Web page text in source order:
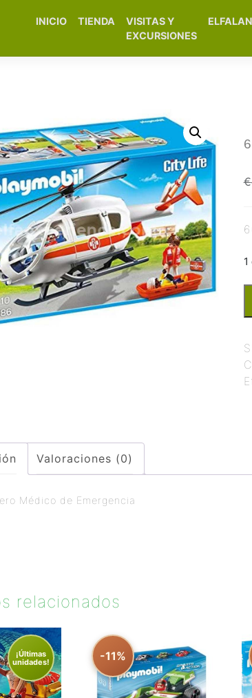
Elfa Experience – Onil – Alicante
INICIO TIENDA
VISITAS Y
EXCURSIONES
€
1
Valoraciones (0)
Médico de Emergencia
relacionados
¡Últimas
unidades!
-11%